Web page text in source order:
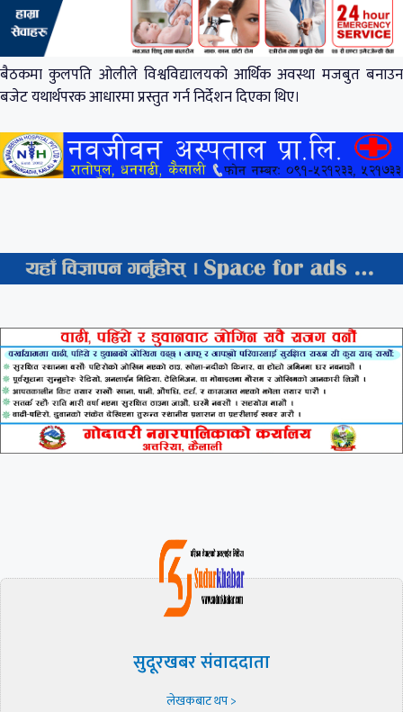
बैठकमा कुलपति ओलीले विश्वविद्यालयको आर्थिक अवस्था मजबुत बनाउन
बजेट यथार्थपरक आधारमा प्रस्तुत गर्न निर्देशन दिएका थिए।
सुदूरखबर संवाददाता
लेखकबाट थप >